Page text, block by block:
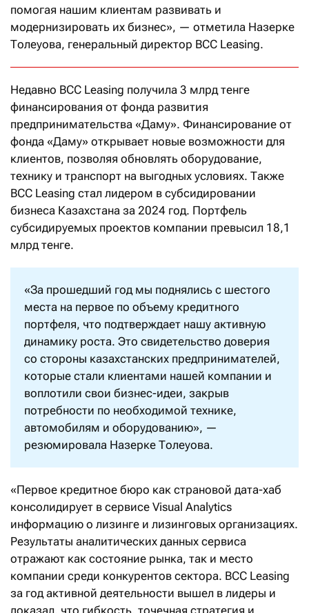
помогая нашим клиентам развивать и
модернизировать их бизнес», — отметила Назерке
Толеуова, генеральный директор BCC Leasing.
Недавно BCC Leasing получила 3 млрд тенге
финансирования от фонда развития
предпринимательства «Даму». Финансирование от
фонда «Даму» открывает новые возможности для
клиентов, позволяя обновлять оборудование,
технику и транспорт на выгодных условиях. Также
BCC Leasing стал лидером в субсидировании
бизнеса Казахстана за 2024 год. Портфель
субсидируемых проектов компании превысил 18,1
млрд тенге.
«За прошедший год мы поднялись с шестого
места на первое по объему кредитного
портфеля, что подтверждает нашу активную
динамику роста. Это свидетельство доверия
со стороны казахстанских предпринимателей,
которые стали клиентами нашей компании и
воплотили свои бизнес-идеи, закрыв
потребности по необходимой технике,
автомобилям и оборудованию», —
резюмировала Назерке Толеуова.
«Первое кредитное бюро как страновой дата-хаб
консолидирует в сервисе Visual Analytics
информацию о лизинге и лизинговых организациях.
Результаты аналитических данных сервиса
отражают как состояние рынка, так и место
компании среди конкурентов сектора. BCC Leasing
за год активной деятельности вышел в лидеры и
доказал, что гибкость, точечная стратегия и